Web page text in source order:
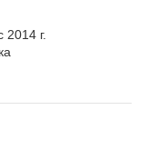
2014 г.